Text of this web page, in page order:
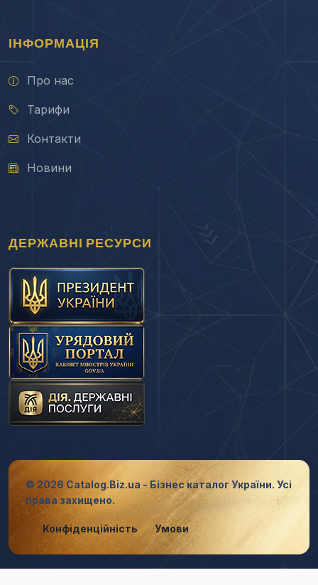
ІНФОРМАЦІЯ
Про нас
Тарифи
Контакти
Новини
ДЕРЖАВНІ РЕСУРСИ
© 2026 Catalog.Biz.ua - Бізнес каталог України. Усі
права захищено.
Конфіденційність Умови